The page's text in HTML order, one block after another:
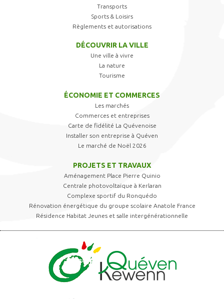
Transports
Sports & Loisirs
Règlements et autorisations
DÉCOUVRIR LA VILLE
Une ville à vivre
La nature
Tourisme
ÉCONOMIE ET COMMERCES
Les marchés
Commerces et entreprises
Carte de fidélité La Quévenoise
Installer son entreprise à Quéven
Le marché de Noël 2026
PROJETS ET TRAVAUX
Aménagement Place Pierre Quinio
Centrale photovoltaïque à Kerlaran
Complexe sportif du Ronquédo
Rénovation énergétique du groupe scolaire Anatole France
Résidence Habitat Jeunes et salle intergénérationnelle